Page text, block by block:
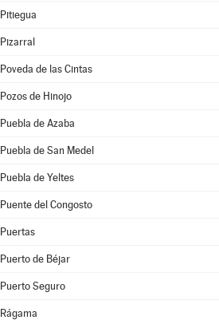
Pitiegua
Pizarral
Poveda de las Cintas
Pozos de Hinojo
Puebla de Azaba
Puebla de San Medel
Puebla de Yeltes
Puente del Congosto
Puertas
Puerto de Béjar
Puerto Seguro
Rágama